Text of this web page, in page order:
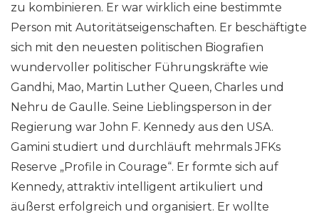
zu kombinieren. Er war wirklich eine bestimmte
Person mit Autoritätseigenschaften. Er beschäftigte
sich mit den neuesten politischen Biografien
wundervoller politischer Führungskräfte wie
Gandhi, Mao, Martin Luther Queen, Charles und
Nehru de Gaulle. Seine Lieblingsperson in der
Regierung war John F. Kennedy aus den USA.
Gamini studiert und durchläuft mehrmals JFKs
Reserve „Profile in Courage“. Er formte sich auf
Kennedy, attraktiv intelligent artikuliert und
äußerst erfolgreich und organisiert. Er wollte